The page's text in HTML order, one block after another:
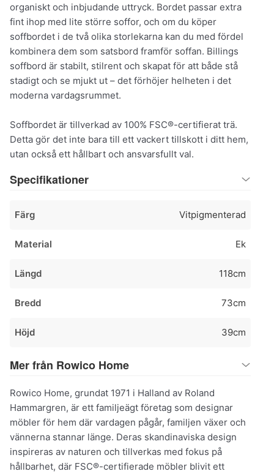
organiskt och inbjudande uttryck. Bordet passar extra
fint ihop med lite större soffor, och om du köper
soffbordet i de två olika storlekarna kan du med fördel
kombinera dem som satsbord framför soffan. Billings
soffbord är stabilt, stilrent och skapat för att både stå
stadigt och se mjukt ut – det förhöjer helheten i det
moderna vardagsrummet.
Soffbordet är tillverkad av 100% FSC®-certifierat trä.
Detta gör det inte bara till ett vackert tillskott i ditt hem,
utan också ett hållbart och ansvarsfullt val.
Specifikationer
Färg Vitpigmenterad
Material Ek
Längd 118cm
Bredd 73cm
Höjd 39cm
Mer från Rowico Home
Rowico Home, grundat 1971 i Halland av Roland
Hammargren, är ett familjeägt företag som designar
möbler för hem där vardagen pågår, familjen växer och
vännerna stannar länge. Deras skandinaviska design
inspireras av naturen och tillverkas med fokus på
hållbarhet, där FSC®-certifierade möbler blivit ett